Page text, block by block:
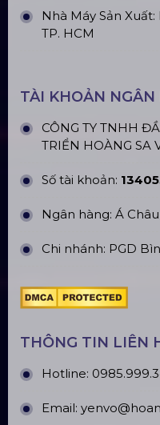
Nhà Máy Sản
TP. HCM
TÀI KHOẢN NGÂN
CÔNG TY TNHH
TRIỂN HOÀNG SA
Số tài khoản:
Ngân hàng: Á
Chi nhánh: PGD
THÔNG TIN LIÊN
Hotline:
Email: